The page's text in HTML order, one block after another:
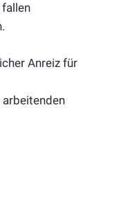
Anreiz für